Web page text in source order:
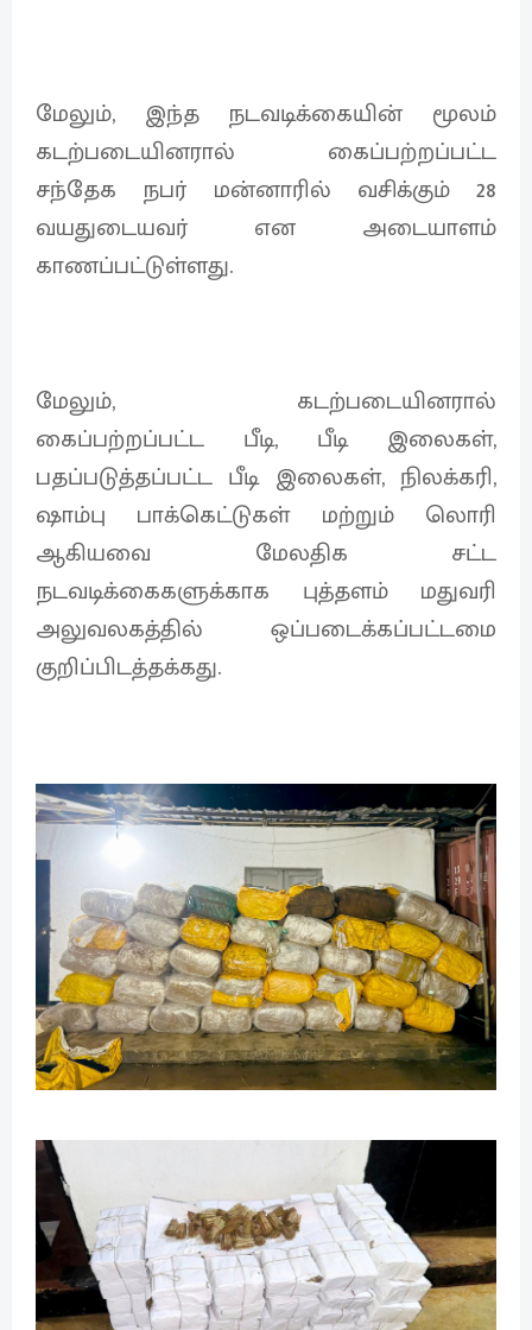
மேலும், இந்த நடவடிக்கையின் மூலம்
கடற்படையினரால் கைப்பற்றப்பட்ட
சந்தேக நபர் மன்னாரில் வசிக்கும் 28
வயதுடையவர் என அடையாளம்
காணப்பட்டுள்ளது.
மேலும், கடற்படையினரால்
கைப்பற்றப்பட்ட பீடி, பீடி இலைகள்,
பதப்படுத்தப்பட்ட பீடி இலைகள், நிலக்கரி,
ஷாம்பு பாக்கெட்டுகள் மற்றும் லொரி
ஆகியவை மேலதிக சட்ட
நடவடிக்கைகளுக்காக புத்தளம் மதுவரி
அலுவலகத்தில் ஒப்படைக்கப்பட்டமை
குறிப்பிடத்தக்கது.